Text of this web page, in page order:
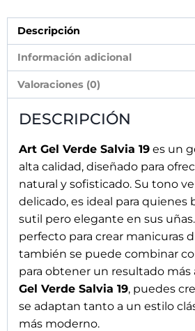
Descripción
Información adicional
Valoraciones (0)
DESCRIPCIÓN
Art Gel Verde Salvia 19 es un
alta calidad, diseñado para
natural y sofisticado. Su tono
delicado, es ideal para quienes
sutil pero elegante en sus
perfecto para crear manicuras
también se puede combinar
para obtener un resultado más
Gel Verde Salvia 19, puedes
se adaptan tanto a un estilo
más moderno.